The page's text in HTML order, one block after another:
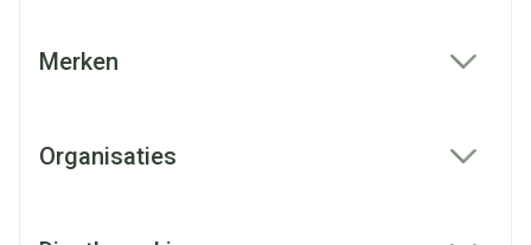
Merken
Organisaties